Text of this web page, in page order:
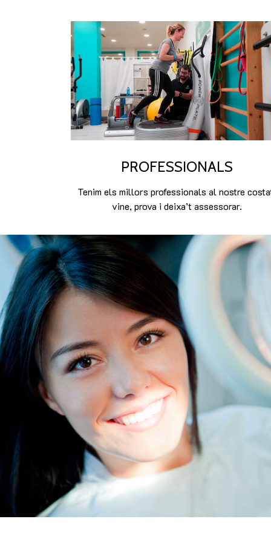
PROFESSIONALS
Tenim els millors professionals al nostre
vine, prova i deixa’t assessorar.